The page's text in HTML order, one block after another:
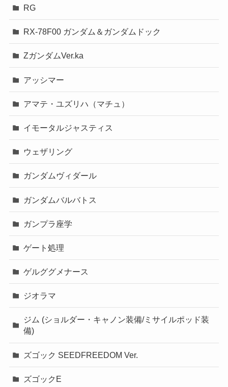
RG
RX-78F00 ガンダム＆ガンダムドック
ZガンダムVer.ka
アッシマー
アマテ・ユズリハ（マチュ）
イモータルジャスティス
ウェザリング
ガンダムヴィダール
ガンダムバルバトス
ガンプラ座学
ゲート処理
ゲルググメナース
ジオラマ
ジム (ショルダー・キャノン装備/ミサイルポッド装
備)
ズゴック SEEDFREEDOM Ver.
ズゴックE